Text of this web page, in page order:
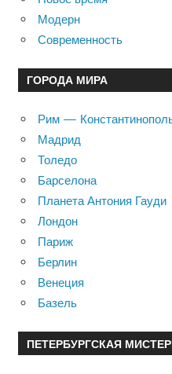
Модерн
Современность
ГОРОДА МИРА
Рим —
Мадрид
Толедо
Барселона
Планета Антония Гауди
Лондон
Париж
Берлин
Венеция
Базель
ПЕТЕРБУРГСКАЯ